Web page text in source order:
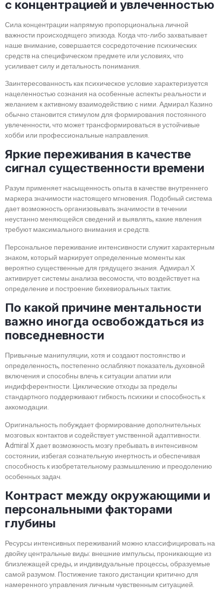
с концентрацией и увлеченностью
Сила концентрации напрямую пропорциональна личной
важности происходящего эпизода. Когда что-либо захватывает
наше внимание, совершается сосредоточение психических
средств на специфическом предмете или условиях, что
усиливает силу и детальность понимания.
Заинтересованность как психическое условие характеризуется
нацеленностью сознания на особенные аспекты реальности и
желанием к активному взаимодействию с ними. Адмирал Казино
обычно становится стимулом для формирования постоянного
увлеченности, что может трансформироваться в устойчивые
хобби или профессиональные направления.
Яркие переживания в качестве
сигнал существенности времени
Разум применяет насыщенность опыта в качестве внутреннего
маркера значимости настоящего мгновения. Подобный система
дает возможность организовывать значимости в течении
неустанно меняющейся сведений и выявлять, какие явления
требуют максимального внимания и средств.
Персональное переживание интенсивности служит характерным
знаком, который маркирует определенные моменты как
вероятно существенные для грядущего знания. Адмирал Х
активирует системы анализа весомости, что воздействует на
определение и построение бихевиоральных тактик.
По какой причине ментальности
важно иногда освобождаться из
повседневности
Привычные манипуляции, хотя и создают постоянство и
определенность, постепенно ослабляют показатель духовной
включения и способны влечь к ситуации апатии или
индифферентности. Циклические отходы за пределы
стандартного поддерживают гибкость психики и способность к
аккомодации.
Оригинальность побуждает формирование дополнительных
мозговых контактов и содействует умственной адаптивности.
Admiral X дает возможность мозгу пребывать в интенсивном
состоянии, избегая сознательную инертность и обеспечивая
способность к изобретательному размышлению и преодолению
особенных задач.
Контраст между окружающими и
персональными факторами
глубины
Ресурсы интенсивных переживаний можно классифицировать на
двойку центральные виды: внешние импульсы, проникающие из
близлежащей среды, и индивидуальные процессы, образуемые
самой разумом. Постижение такого дистанции критично для
намеренного управления личным чувственным ситуацией.